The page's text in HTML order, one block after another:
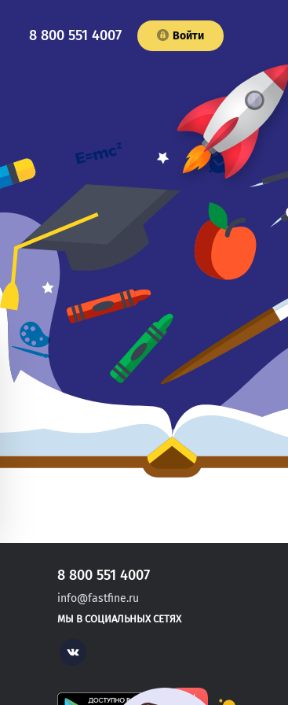
8 800 551 4007 Войти
8 800 551 4007
info@fastfine.ru
МЫ В СОЦИАЛЬНЫХ СЕТЯХ
Vk